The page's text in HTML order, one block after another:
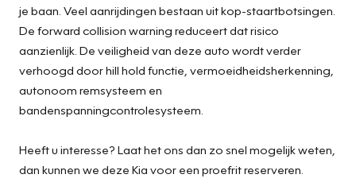
je baan. Veel aanrijdingen bestaan uit kop-staartbotsingen.
De forward collision warning reduceert dat risico
aanzienlijk. De veiligheid van deze auto wordt verder
verhoogd door hill hold functie, vermoeidheidsherkenning,
autonoom remsysteem en
bandenspanningcontrolesysteem.
Heeft u interesse? Laat het ons dan zo snel mogelijk weten,
dan kunnen we deze Kia voor een proefrit reserveren.